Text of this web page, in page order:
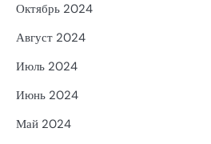
Октябрь 2024
Август 2024
Июль 2024
Июнь 2024
Май 2024